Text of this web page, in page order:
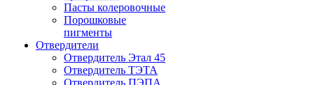
Пасты колеровочные
Порошковые
пигменты
Отвердители
Отвердитель Этал 45
Отвердитель ТЭТА
Отвердитель ПЭПА